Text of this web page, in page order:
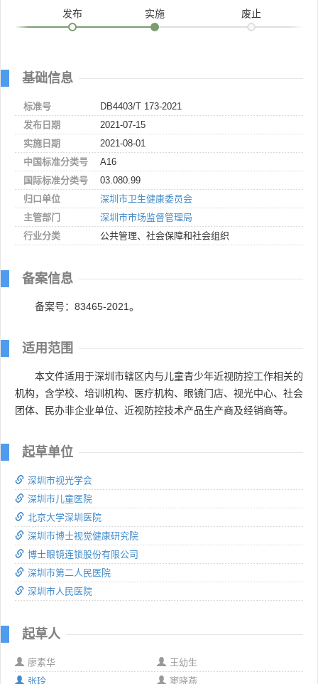
发布 实施 废止
基础信息
标准号
DB4403/T 173-2021
发布日期
2021-07-15
实施日期
2021-08-01
中国标准分类号
A16
国际标准分类号
03.080.99
归口单位
深圳市卫生健康委员会
主管部门
深圳市市场监督管理局
行业分类
公共管理、社会保障和社会组织
备案信息
备案号：83465-2021。
适用范围
本文件适用于深圳市辖区内与儿童青少年近视防控工作相关的
机构，含学校、培训机构、医疗机构、眼镜门店、视光中心、社会
团体、民办非企业单位、近视防控技术产品生产商及经销商等。
起草单位
深圳市视光学会
深圳市儿童医院
北京大学深圳医院
深圳市博士视觉健康研究院
博士眼镜连锁股份有限公司
深圳市第二人民医院
深圳市人民医院
起草人
廖素华
王幼生
张玲
窦晓燕